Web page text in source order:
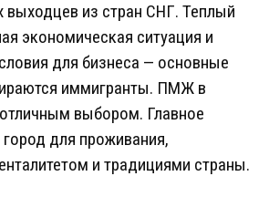
выходцев из стран СНГ. Теплый
экономическая ситуация и
для бизнеса — основные
иммигранты. ПМЖ в
выбором. Главное
для проживания,
и традициями страны.